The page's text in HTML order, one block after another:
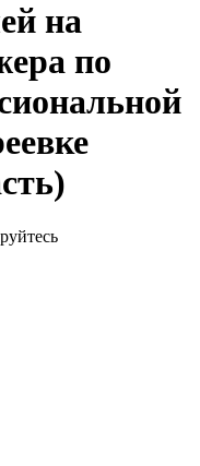
на
по